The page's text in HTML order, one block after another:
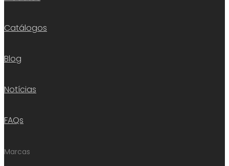
Catálogos
Blog
Notícias
FAQs
Marcas